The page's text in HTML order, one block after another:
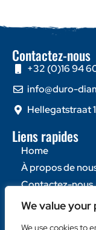
We value your
We use cookies to
Contactez-nous
+32 (0)16 94
info@duro-
Hellegatstraat
Liens rapides
Home
À propos de
Contactez-nous
Catégories
Disques